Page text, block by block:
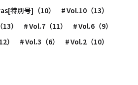
特別号]（10）
Vol.10（13）
） Vol.7（11）
Vol.6（9）
） Vol.3（6）
Vol.2（10）